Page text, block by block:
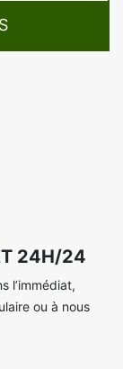
24H/24
l’immédiat,
ou à nous